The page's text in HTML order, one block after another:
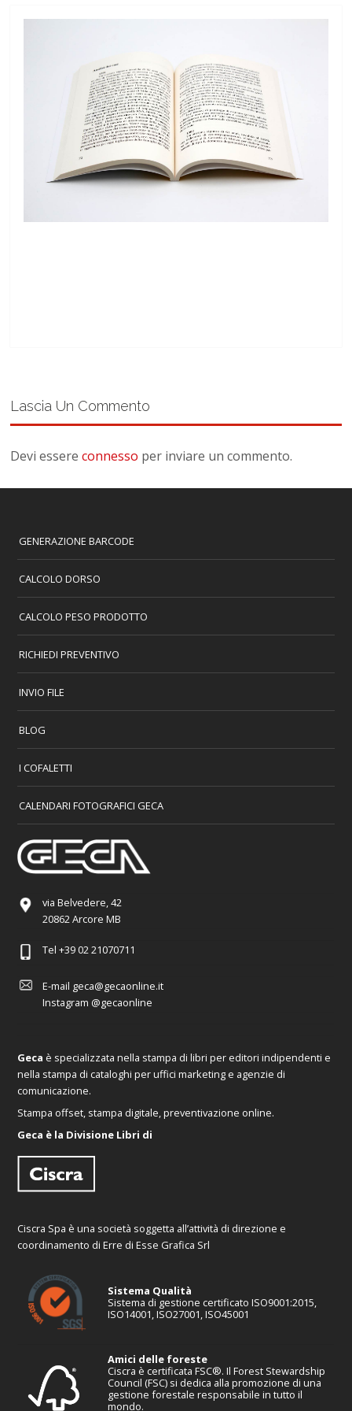
Lascia Un Commento
Devi essereconnesso per inviare un commento.
GENERAZIONE BARCODE
CALCOLO DORSO
CALCOLO PESO PRODOTTO
RICHIEDI PREVENTIVO
INVIO FILE
BLOG
I COFALETTI
CALENDARI FOTOGRAFICI GECA
via Belvedere, 42
20862 Arcore MB
Tel +39 02 21070711
E-mail geca@gecaonline.it
Instagram @gecaonline
Geca è specializzata nella stampa di libri per editori indipendenti e
nella stampa di cataloghi per uffici marketing e agenzie di
comunicazione.
Stampa offset, stampa digitale, preventivazione online.
Geca è la Divisione Libri di
Ciscra Spa è una società soggetta all’attività di direzione e
coordinamento di Erre di Esse Grafica Srl
Sistema Qualità
Sistema di gestione certificato ISO9001:2015,
ISO14001, ISO27001, ISO45001
Amici delle foreste
Ciscra è certificata FSC®. Il Forest Stewardship
Council (FSC) si dedica alla promozione di una
gestione forestale responsabile in tutto il
mondo.